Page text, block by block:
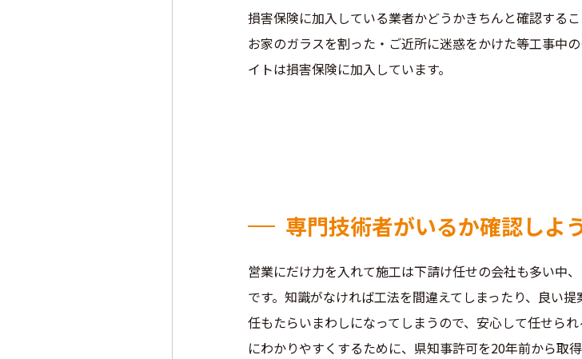
損害保険に加入している業者かどうかきちんと確認するこ
お家のガラスを割った・ご近所に迷惑をかけた等工事中
イトは損害保険に加入しています。
専門技術者がいるか確認しよ
営業にだけ力を入れて施工は下請け任せの会社も多い中
です。知識がなければ工法を間違えてしまったり、良い
任もたらいまわしになってしまうので、安心して任せら
にわかりやすくするために、県知事許可を20年前から取